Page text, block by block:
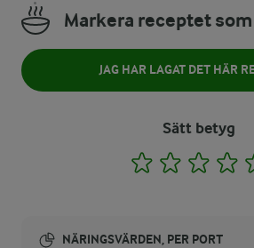
Markera receptet
JAG HAR LAGAT DET HÄR
Sätt betyg
1 2 3 4
NÄRINGSVÄRDEN, PER PORT